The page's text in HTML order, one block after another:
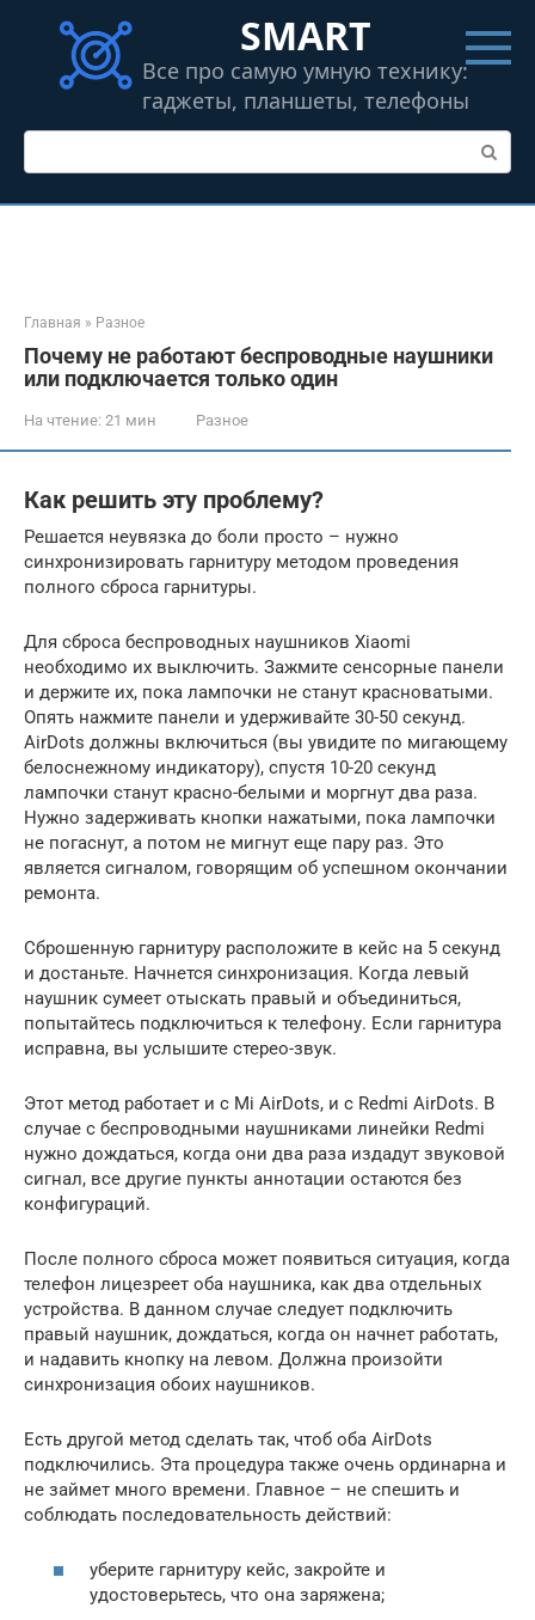
контенту
SMART
Все про самую умную технику:
гаджеты, планшеты, телефоны
Поиск:
Главная » Разное
Почему не работают беспроводные наушники
или подключается только один
На чтение: 21 мин Разное
Как решить эту проблему?
Решается неувязка до боли просто – нужно
синхронизировать гарнитуру методом проведения
полного сброса гарнитуры.
Для сброса беспроводных наушников Xiaomi
необходимо их выключить. Зажмите сенсорные панели
и держите их, пока лампочки не станут красноватыми.
Опять нажмите панели и удерживайте 30-50 секунд.
AirDots должны включиться (вы увидите по мигающему
белоснежному индикатору), спустя 10-20 секунд
лампочки станут красно-белыми и моргнут два раза.
Нужно задерживать кнопки нажатыми, пока лампочки
не погаснут, а потом не мигнут еще пару раз. Это
является сигналом, говорящим об успешном окончании
ремонта.
Сброшенную гарнитуру расположите в кейс на 5 секунд
и достаньте. Начнется синхронизация. Когда левый
наушник сумеет отыскать правый и объединиться,
попытайтесь подключиться к телефону. Если гарнитура
исправна, вы услышите стерео-звук.
Этот метод работает и с Mi AirDots, и с Redmi AirDots. В
случае с беспроводными наушниками линейки Redmi
нужно дождаться, когда они два раза издадут звуковой
сигнал, все другие пункты аннотации остаются без
конфигураций.
После полного сброса может появиться ситуация, когда
телефон лицезреет оба наушника, как два отдельных
устройства. В данном случае следует подключить
правый наушник, дождаться, когда он начнет работать,
и надавить кнопку на левом. Должна произойти
синхронизация обоих наушников.
Есть другой метод сделать так, чтоб оба AirDots
подключились. Эта процедура также очень ординарна и
не займет много времени. Главное – не спешить и
соблюдать последовательность действий:
уберите гарнитуру кейс, закройте и
удостоверьтесь, что она заряжена;